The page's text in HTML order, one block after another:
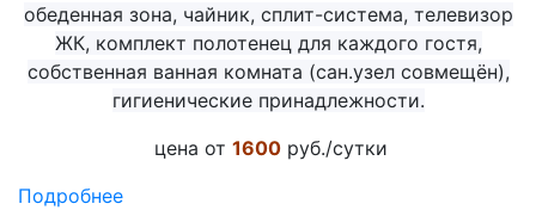
обеденная зона, чайник, сплит-система, телевизор
ЖК, комплект полотенец для каждого гостя,
собственная ванная комната (сан.узел совмещён),
гигиенические принадлежности.
цена от 1600 руб./сутки
Подробнее